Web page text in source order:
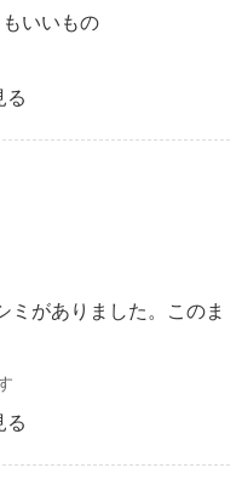
いいもの
る
ミがありました。このま
る